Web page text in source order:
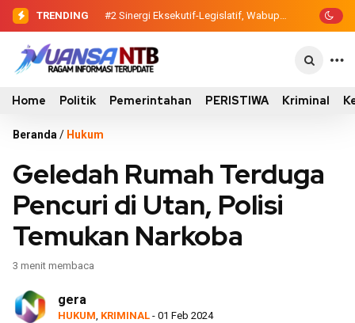
TRENDING #2 Sinergi Eksekutif-Legislatif,
Wabup Ansori Serahkan Tujuh Kontainer
#3 Evaluasi Perencanaan Pembangunan
2026, Pemkab Sumbawa Luncurkan
Home Politik Pemerintahan PERISTIWA Kriminal
Beranda / Hukum
Geledah Rumah Terduga
Pencuri di Utan, Polisi
Temukan Narkoba
3 menit membaca
gera
HUKUM KRIMINAL - 01 Feb 2024